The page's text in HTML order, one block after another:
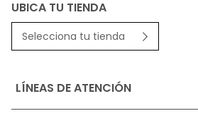
UBICA TU TIENDA
Selecciona tu tienda
LÍNEAS DE ATENCIÓN